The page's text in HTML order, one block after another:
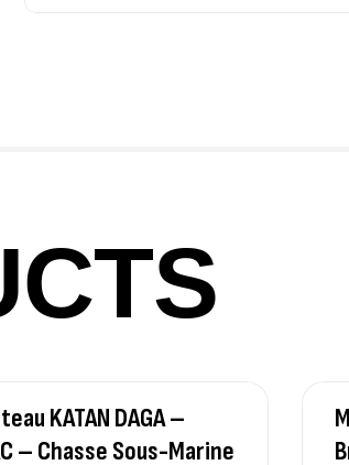
Foureau Kalli Kunnan
Expanded
Bagagerie
Volant 3 Branches Inox
KATAN DAGA –
– Chasse Sous-Marine